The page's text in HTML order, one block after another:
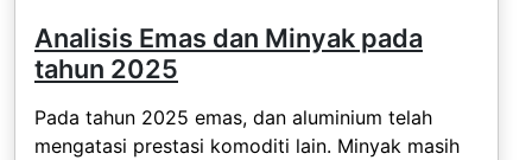
Analisis Emas dan Minyak pada
tahun 2025
Pada tahun 2025 emas, dan aluminium telah
mengatasi prestasi komoditi lain. Minyak masih